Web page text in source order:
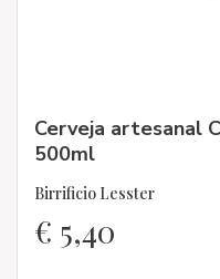
Cerveja artesanal
500ml
Birrificio Lesster
€ 5,40